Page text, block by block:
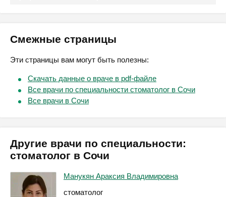
Смежные страницы
Эти страницы вам могут быть полезны:
Скачать данные о враче в pdf-файле
Все врачи по специальности стоматолог в Сочи
Все врачи в Сочи
Другие врачи по специальности:
стоматолог в Сочи
Манукян Араксия Владимировна
стоматолог